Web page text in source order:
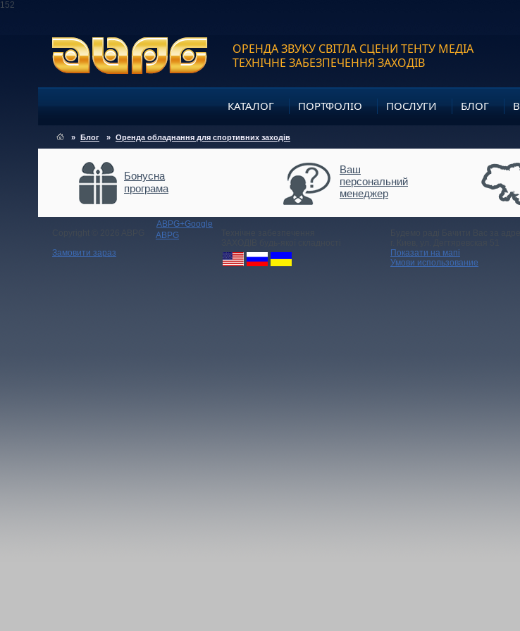
152
ОРЕНДА ЗВУКУ СВІТЛА СЦЕНИ ТЕНТУ МЕДІА
ТЕХНІЧНЕ ЗАБЕЗПЕЧЕННЯ ЗАХОДІВ
КАТАЛОГ ПОРТФОЛІО ПОСЛУГИ БЛОГ
» Блог » Оренда обладнання для спортивних заходів
Бонусна
програма
Ваш
персональний
менеджер
ABPG
Замовити зараз
Показати на мапі
Умови использование
ABPG+Google